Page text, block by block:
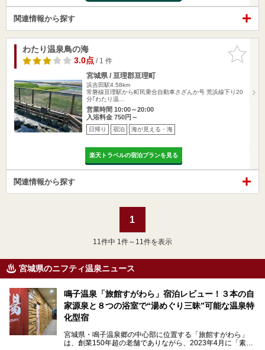
関連情報から探す
お気に入
りに追加
わたり温泉鳥の海
3.0点/ 1 件
宮城県 / 亘理郡亘理町
浜吉田駅4.58km
常磐線亘理駅から町民乗合自動車さざんか号 荒浜線下り20
分｢わたり温…
営業時間 10:00～20:00
入浴料金 750円～
日帰り 宿泊 海が見える・海
楽天トラベルの宿泊プランを見る
関連情報から探す
1
11 件中 1件～11件を表示
宮城県のニフティ温泉ニュース
鳴子温泉「旅館すがわら」宿泊レビュー！３本の自
家源泉と８つの浴室で“湯めぐり三昧”可能な温泉特
化型宿
宮城県・鳴子温泉郷の中心部に位置する「旅館すがわら」
は、創業150年超の老舗でありながら、2023年4月に「素泊